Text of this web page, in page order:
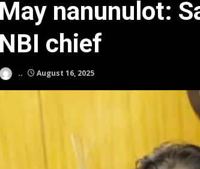
May nanunulot:
NBI chief
.. August 16, 2025